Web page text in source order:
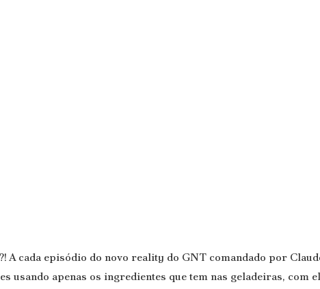
A cada episódio do novo reality do GNT comandado por
apenas os ingredientes que tem nas geladeiras, com